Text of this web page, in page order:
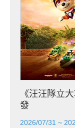
《汪汪隊立
發
2026/07/31 ~